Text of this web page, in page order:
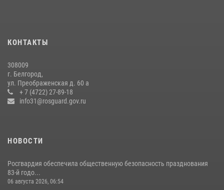
боксу
Росгвардейцы провели урок безопасности для воспитанников
Старооскольского военно-патриотического клуба
10 июля 2026, 06:30
КОНТАКТЫ
308009
г. Белгород,
ул. Преображенская д. 60 а
+ 7 (4722) 27-89-18
info31@rosguard.gov.ru
НОВОСТИ
Росгвардия обеспечила общественную безопасность празднования
83-й годо...
06 августа 2026, 06:54